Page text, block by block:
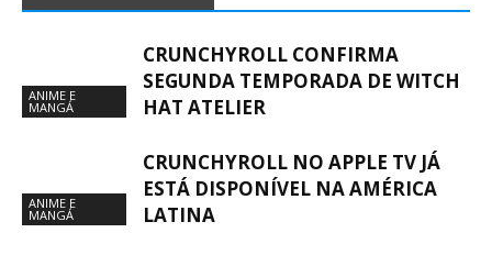
ANIME E
MANGÁ
CRUNCHYROLL CONFIRMA
SEGUNDA TEMPORADA DE WITCH
HAT ATELIER
ANIME E
MANGÁ
CRUNCHYROLL NO APPLE TV JÁ
ESTÁ DISPONÍVEL NA AMÉRICA
LATINA